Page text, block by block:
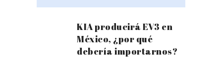
KIA producirá EV3 en
México, ¿por qué
debería importarnos?